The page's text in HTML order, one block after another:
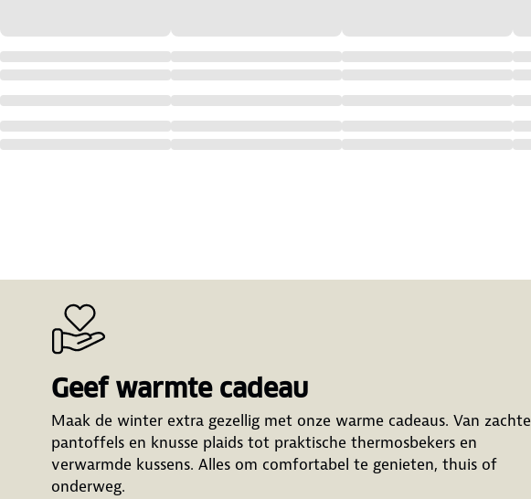
Geef warmte cadeau
Maak de winter extra gezellig met onze warme cadeaus. Van zachte
pantoffels en knusse plaids tot praktische thermosbekers en
verwarmde kussens. Alles om comfortabel te genieten, thuis of
onderweg.